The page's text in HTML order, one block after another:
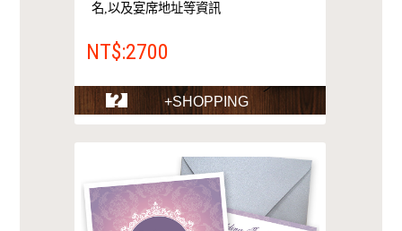
名,以及宴席地址等資訊
NT$:2700
+SHOPPING